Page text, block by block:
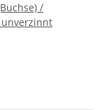
/
unverzinnt